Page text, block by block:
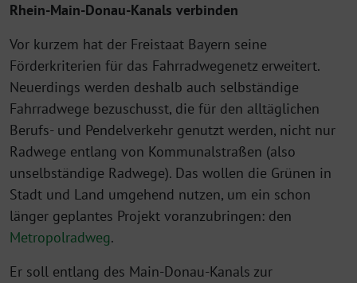
Rhein-Main-Donau-Kanals verbinden
Vor kurzem hat der Freistaat Bayern seine
Förderkriterien für das Fahrradwegenetz erweitert.
Neuerdings werden deshalb auch selbständige
Fahrradwege bezuschusst, die für den alltäglichen
Berufs- und Pendelverkehr genutzt werden, nicht nur
Radwege entlang von Kommunalstraßen (also
unselbständige Radwege). Das wollen die Grünen in
Stadt und Land umgehend nutzen, um ein schon
länger geplantes Projekt voranzubringen: den
Metropolradweg.
Er soll entlang des Main-Donau-Kanals zur